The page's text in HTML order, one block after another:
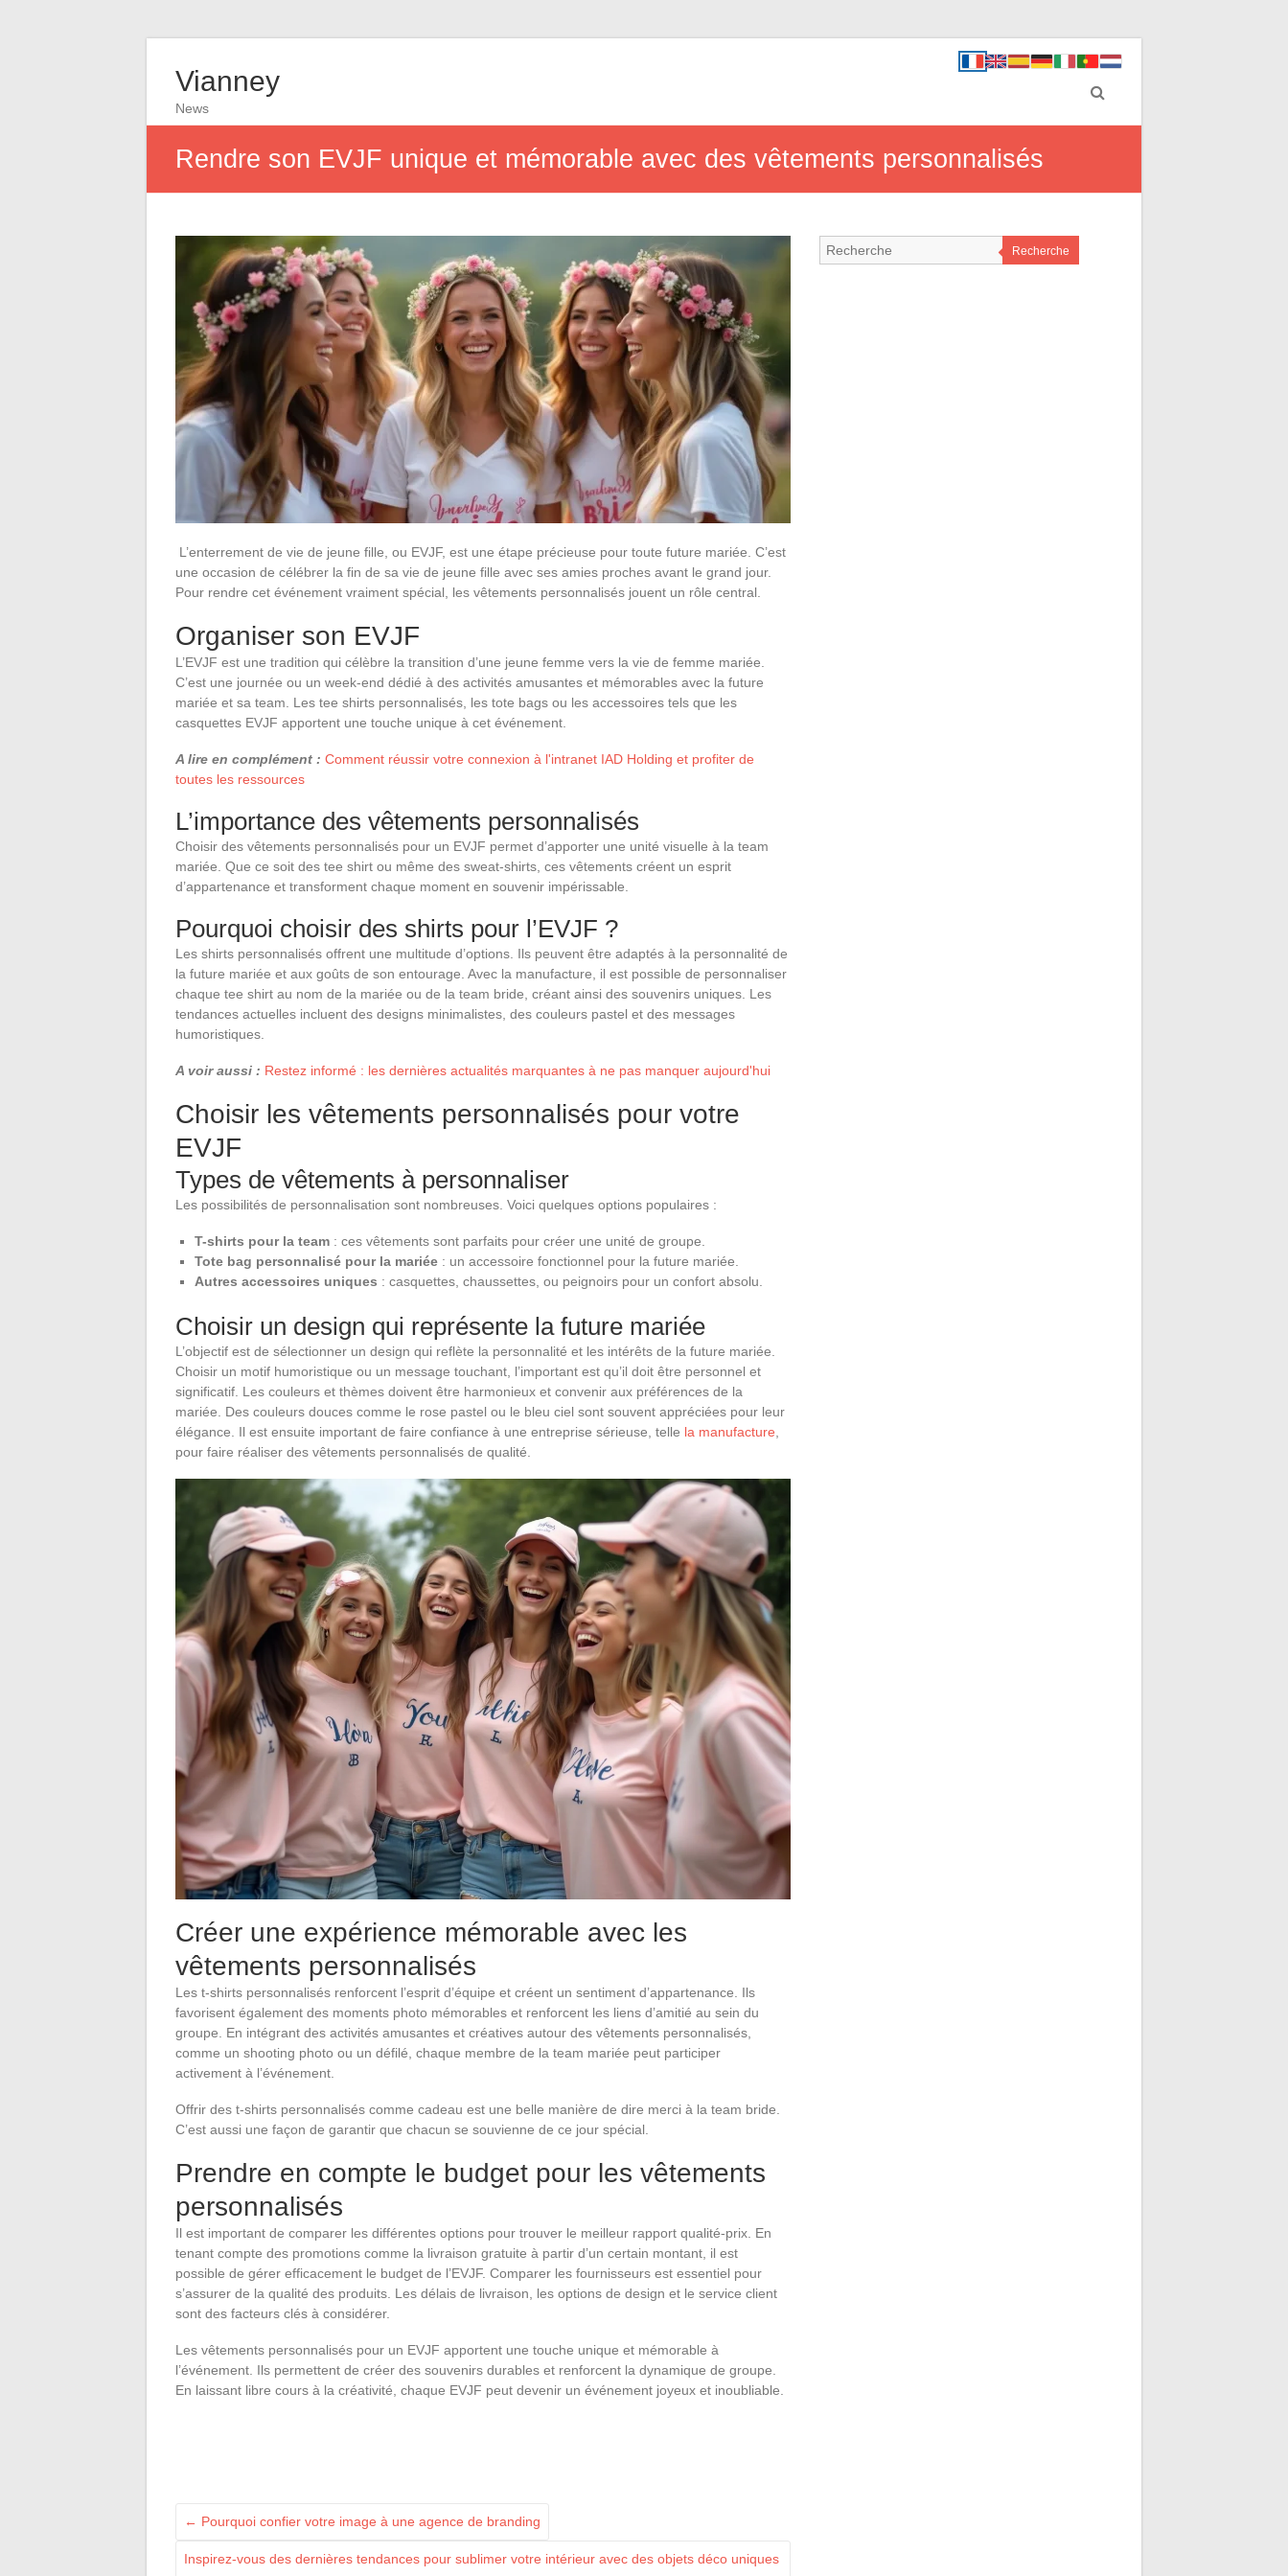
Vianney
News
Rendre son EVJF unique et mémorable avec des vêtements personnalisés
L’enterrement de vie de jeune fille, ou EVJF, est une étape précieuse pour toute future mariée. C’est
une occasion de célébrer la fin de sa vie de jeune fille avec ses amies proches avant le grand jour.
Pour rendre cet événement vraiment spécial, les vêtements personnalisés jouent un rôle central.
Organiser son EVJF
L’EVJF est une tradition qui célèbre la transition d’une jeune femme vers la vie de femme mariée.
C’est une journée ou un week-end dédié à des activités amusantes et mémorables avec la future
mariée et sa team. Les tee shirts personnalisés, les tote bags ou les accessoires tels que les
casquettes EVJF apportent une touche unique à cet événement.
A lire en complément : Comment réussir votre connexion à l'intranet IAD Holding et profiter de
toutes les ressources
L’importance des vêtements personnalisés
Choisir des vêtements personnalisés pour un EVJF permet d’apporter une unité visuelle à la team
mariée. Que ce soit des tee shirt ou même des sweat-shirts, ces vêtements créent un esprit
d’appartenance et transforment chaque moment en souvenir impérissable.
Pourquoi choisir des shirts pour l’EVJF ?
Les shirts personnalisés offrent une multitude d’options. Ils peuvent être adaptés à la personnalité de
la future mariée et aux goûts de son entourage. Avec la manufacture, il est possible de personnaliser
chaque tee shirt au nom de la mariée ou de la team bride, créant ainsi des souvenirs uniques. Les
tendances actuelles incluent des designs minimalistes, des couleurs pastel et des messages
humoristiques.
A voir aussi : Restez informé : les dernières actualités marquantes à ne pas manquer aujourd'hui
Choisir les vêtements personnalisés pour votre
EVJF
Types de vêtements à personnaliser
Les possibilités de personnalisation sont nombreuses. Voici quelques options populaires :
T-shirts pour la team : ces vêtements sont parfaits pour créer une unité de groupe.
Tote bag personnalisé pour la mariée : un accessoire fonctionnel pour la future mariée.
Autres accessoires uniques : casquettes, chaussettes, ou peignoirs pour un confort absolu.
Choisir un design qui représente la future mariée
L’objectif est de sélectionner un design qui reflète la personnalité et les intérêts de la future mariée.
Choisir un motif humoristique ou un message touchant, l’important est qu’il doit être personnel et
significatif. Les couleurs et thèmes doivent être harmonieux et convenir aux préférences de la
mariée. Des couleurs douces comme le rose pastel ou le bleu ciel sont souvent appréciées pour leur
élégance. Il est ensuite important de faire confiance à une entreprise sérieuse, telle la manufacture
pour faire réaliser des vêtements personnalisés de qualité.
Créer une expérience mémorable avec les
vêtements personnalisés
Les t-shirts personnalisés renforcent l’esprit d’équipe et créent un sentiment d’appartenance. Ils
favorisent également des moments photo mémorables et renforcent les liens d’amitié au sein du
groupe. En intégrant des activités amusantes et créatives autour des vêtements personnalisés,
comme un shooting photo ou un défilé, chaque membre de la team mariée peut participer
activement à l’événement.
Offrir des t-shirts personnalisés comme cadeau est une belle manière de dire merci à la team bride.
C’est aussi une façon de garantir que chacun se souvienne de ce jour spécial.
Prendre en compte le budget pour les vêtements
personnalisés
Il est important de comparer les différentes options pour trouver le meilleur rapport qualité-prix. En
tenant compte des promotions comme la livraison gratuite à partir d’un certain montant, il est
possible de gérer efficacement le budget de l’EVJF. Comparer les fournisseurs est essentiel pour
s’assurer de la qualité des produits. Les délais de livraison, les options de design et le service client
sont des facteurs clés à considérer.
Les vêtements personnalisés pour un EVJF apportent une touche unique et mémorable à
l’événement. Ils permettent de créer des souvenirs durables et renforcent la dynamique de groupe.
En laissant libre cours à la créativité, chaque EVJF peut devenir un événement joyeux et inoubliable.
← Pourquoi confier votre image à une agence de branding
Inspirez-vous des dernières tendances pour sublimer votre intérieur avec des objets déco uniques
Recherche